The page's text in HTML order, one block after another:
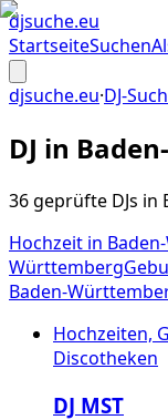
djsuche.eu
StartseiteSuchen
djsuche.eu·DJ-
DJ in
36 geprüfte DJs
Hochzeit in
Württemberg
Baden-
Hochzeiten,
Discotheken
DJ MST